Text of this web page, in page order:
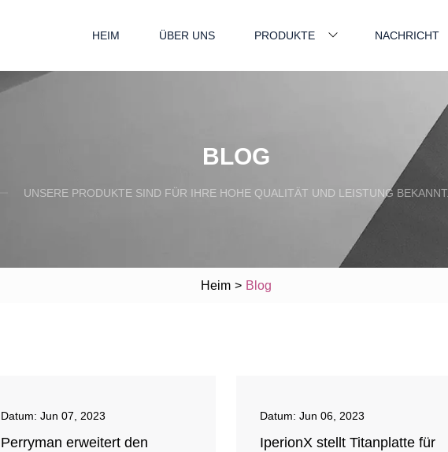
HEIM ÜBER UNS PRODUKTE NACHRICHT
BLOG
UNSERE PRODUKTE SIND FÜR IHRE HOHE QUALITÄT UND LEISTUNG BEKANNT.
Heim > Blog
Datum:Jun 07, 2023
Perryman erweitert den
Datum: Jun 06, 2023
IperionX stellt Titanplatte für